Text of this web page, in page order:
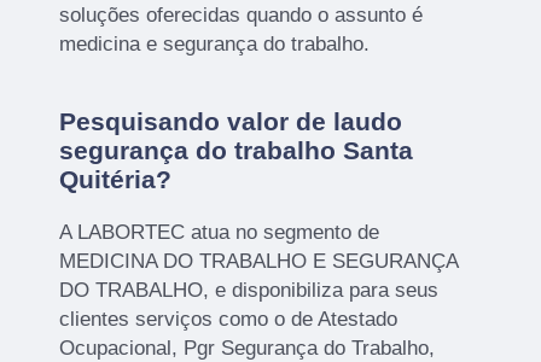
soluções oferecidas quando o assunto é
medicina e segurança do trabalho.
Pesquisando valor de laudo
segurança do trabalho Santa
Quitéria?
A LABORTEC atua no segmento de
MEDICINA DO TRABALHO E SEGURANÇA
DO TRABALHO, e disponibiliza para seus
clientes serviços como o de Atestado
Ocupacional, Pgr Segurança do Trabalho,